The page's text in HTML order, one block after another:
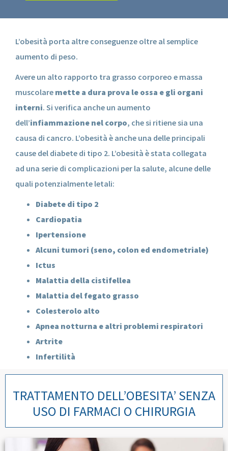
L’obesità porta altre conseguenze oltre al semplice
aumento di peso.
Avere un alto rapporto tra grasso corporeo e massa
muscolare mette a dura prova le ossa e gli organi
interni. Si verifica anche un aumento
dell’infiammazione nel corpo, che si ritiene sia una
causa di cancro. L’obesità è anche una delle principali
cause del diabete di tipo 2. L’obesità è stata collegata
ad una serie di complicazioni per la salute, alcune delle
quali potenzialmente letali:
Diabete di tipo 2
Cardiopatia
Ipertensione
Alcuni tumori (seno, colon ed endometriale)
Ictus
Malattia della cistifellea
Malattia del fegato grasso
Colesterolo alto
Apnea notturna e altri problemi respiratori
Artrite
Infertilità
TRATTAMENTO DELL’OBESITA’ SENZA
USO DI FARMACI O CHIRURGIA